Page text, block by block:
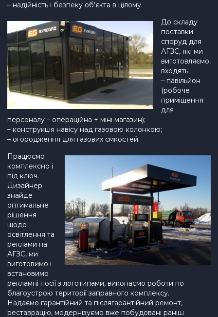
– надійність і безпеку об’єкта в цілому.
До складу
поставки
споруд для
АГЗС, які ми
виготовляємо,
входять:
– павільйон
(робоче
приміщення
для
персоналу – операційна + міні магазин);
– конструкція навісу над газовою колонкою;
– огородження для газових ємкостей.
Працюємо
комплексно і
під ключ.
Дизайнер
знайде
оптимальне
рішення
щодо
освітлення та
реклами на
АГЗС, ми
виготовимо і
встановимо
рекламні носії з логотипами, виконаємо роботи по
благоустрою території заправного комплексу.
Надаємо гарантійний та післягарантійний ремонт,
реставрацію, модернізуємо вже побудовані раніш